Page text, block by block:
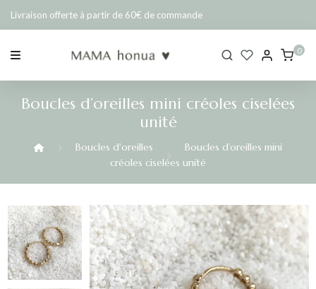
Livraison offerte à partir de 60€ de commande
0
Boucles d’oreilles mini créoles ciselées
unité
Boucles d'oreilles
Boucles d’oreilles mini
créoles ciselées unité